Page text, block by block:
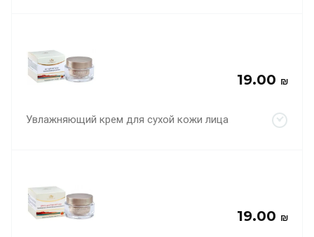
19.00 ₪
Увлажняющий крем для сухой кожи лица
19.00 ₪